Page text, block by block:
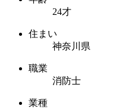
24才
住まい
神奈川県
職業
消防士
業種